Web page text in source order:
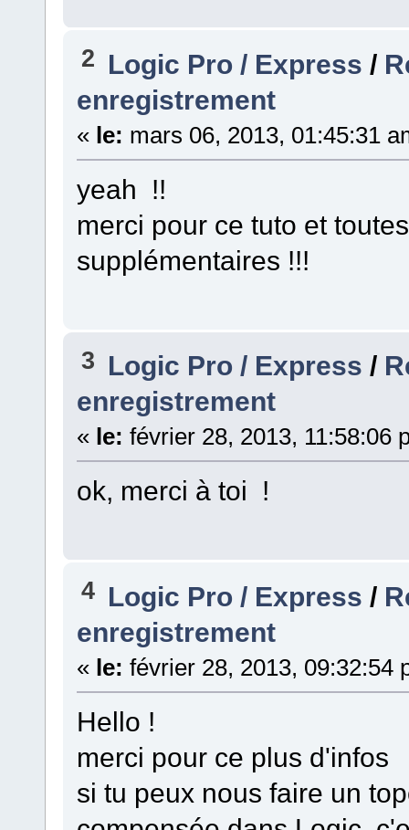
2 Logic Pro / Express /
enregistrement
« le: mars 06, 2013, 01:45:31
yeah !!
merci pour ce tuto et
supplémentaires !!!
3 Logic Pro / Express /
enregistrement
« le: février 28, 2013, 11:58:06
ok, merci à toi !
4 Logic Pro / Express /
enregistrement
« le: février 28, 2013, 09:32:54
Hello !
merci pour ce plus d'infos
si tu peux nous faire un